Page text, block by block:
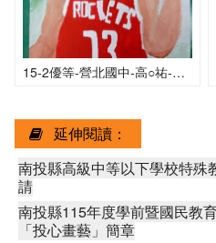
15-2優等-營北國中-高○祐-詹姆士・哈登
延伸閱讀：
南投縣高級中等以下學校特殊
請
南投縣115年度學前暨國民教
「投心畫藝」簡章